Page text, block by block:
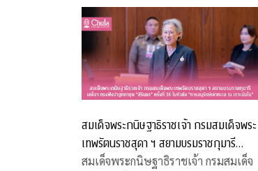
สมเด็จพระกนิษฐาธิราชเจ้า กรมสมเด็จพระ
เทพรัตนราชสุดา ฯ สยามบรมราชกุมารี
เสด็จฯ ทรงฟังปาฐกถาชุด “สิรินธร” ครั้งที่
สมเด็จพระกนิษฐาธิราชเจ้า กรมสมเด็จ